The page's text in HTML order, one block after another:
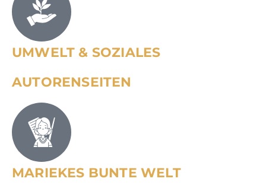
UMWELT & SOZIALES
AUTORENSEITEN
MARIEKES BUNTE WELT